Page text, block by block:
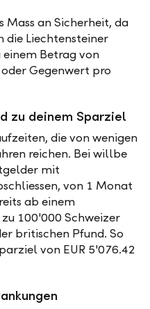
Mass an Sicherheit, da
die Liechtensteiner
einem Betrag von
Gegenwert pro
zu deinem Sparziel
die von wenigen
reichen. Bei willbe
mit
von 1 Monat
ab einem
100'000 Schweizer
britischen Pfund. So
von EUR 5'076.42